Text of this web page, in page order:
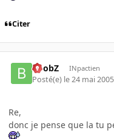
Citer
BoobZ INpactien
Posté(e) le 24 mai 2005
Re,
donc je pense que la tu